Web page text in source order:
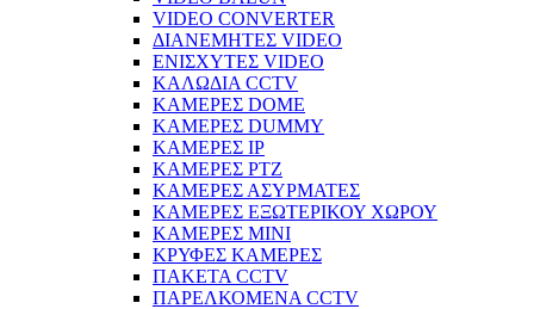
VIDEO CONVERTER
ΔΙΑΝΕΜΗΤΕΣ VIDEO
ΕΝΙΣΧΥΤΕΣ VIDEO
ΚΑΛΩΔΙΑ CCTV
ΚΑΜΕΡΕΣ DOME
ΚΑΜΕΡΕΣ DUMMY
ΚΑΜΕΡΕΣ IP
ΚΑΜΕΡΕΣ PTZ
ΚΑΜΕΡΕΣ ΑΣΥΡΜΑΤΕΣ
ΚΑΜΕΡΕΣ ΕΞΩΤΕΡΙΚΟΥ ΧΩΡΟΥ
ΚΑΜΕΡΕΣ ΜΙΝΙ
ΚΡΥΦΕΣ ΚΑΜΕΡΕΣ
ΠΑΚΕΤΑ CCTV
ΠΑΡΕΛΚΟΜΕΝΑ CCTV